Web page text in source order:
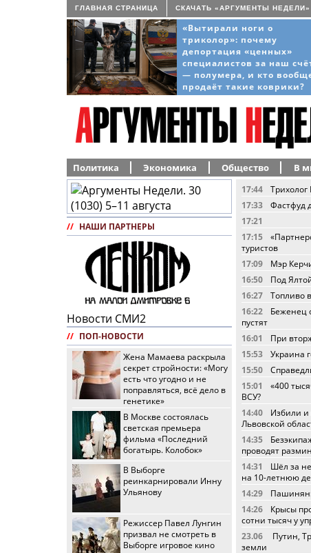
ГЛАВНАЯ СТРАНИЦА СКАЧАТЬ «АРГУМЕНТЫ НЕДЕЛИ»
«Вытирали ноги о
триколор»: почему
депортация «ценных»
специалистов за наш
— полумера, и кто
продаёт такие коврики?
Политика Экономика Общество В
// НАШИ ПАРТНЕРЫ
Новости СМИ2
// ПОП-НОВОСТИ
Жена Мамаева раскрыла
секрет стройности: «Могу
есть что угодно и не
поправляться, всё дело в
генетике»
В Москве состоялась
светская премьера
фильма «Последний
богатырь. Колобок»
В Выборге
реинкарнировали Инну
Ульянову
Режиссер Павел Лунгин
призвал не смотреть в
Выборге игровое кино
17:44
Трихолог
17:33
Фастфуд
17:21
17:15
туристов
17:09
Мэр
16:50
Под
16:27
Топливо
16:22
Беженец
пустят
16:01
При
15:53
Украина
15:50
15:01
«400
ВСУ?
14:40
Избили и
Львовской
14:35
проводят
14:31
Шёл за
на 10-летнюю
14:29
Пашинян:
14:26
Крысы
сотни тысяч у
23.06
Путин,
земли